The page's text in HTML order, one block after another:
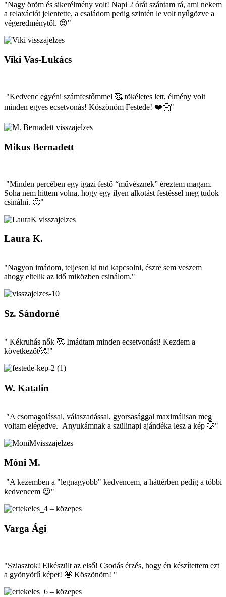
"Nagy öröm és sikerélmény volt! Napi 2 órát szántam rá, ami nekem
a relaxációt jelentette, a családom pedig szintén le volt nyűgözve a
végeredménytől. 😍"
Viki Vas-Lukács
"Kedvenc egyéni számfestőmmel 🥰 tökéletes lett, élmény volt
minden egyes ecsetvonás! Köszönöm Festede! ❤️🤗"
Mikus Bernadett
"Minden percében egy igazi festő “művésznek” éreztem magam.
Soha nem hittem volna, hogy egy ilyen alkotást festéssel meg tudok
csinálni. 🙂"
Laura K.
"Nagyon imádom, teljesen ki tud kapcsolni, észre sem veszem
ahogy eltelik az idő miközben csinálom."
Sz. Sándorné
" Kékruhás nők 🥰 Imádtam minden ecsetvonást! Kezdem a
következőt🥰!"
W. Katalin
"A csomagolással, válaszadással, gyorsasággal maximálisan meg
voltam elégedve. Anyukámnak a szülinapi ajándéka lesz a kép 🤭"
Móni M.
"A kezemben a "legnagyobb" kedvencem, a háttérben pedig a többi
kedvencem 😍"
Varga Ági
"Sziasztok! Elkészült az első! Csodás érzés, hogy én készítettem ezt
a gyönyörű képet! 🤩 Köszönöm! "